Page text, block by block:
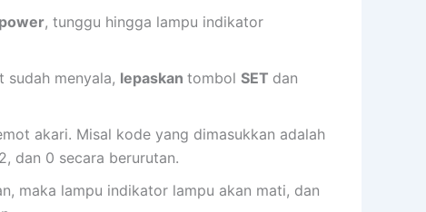
power, tunggu hingga lampu indikator
sudah menyala, lepaskan tombol SET dan
akari. Misal kode yang dimasukkan adalah
dan 0 secara berurutan.
maka lampu indikator lampu akan mati, dan